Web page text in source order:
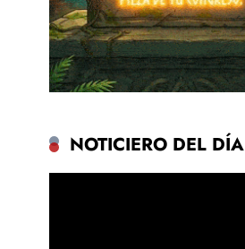
NOTICIERO DEL DÍA